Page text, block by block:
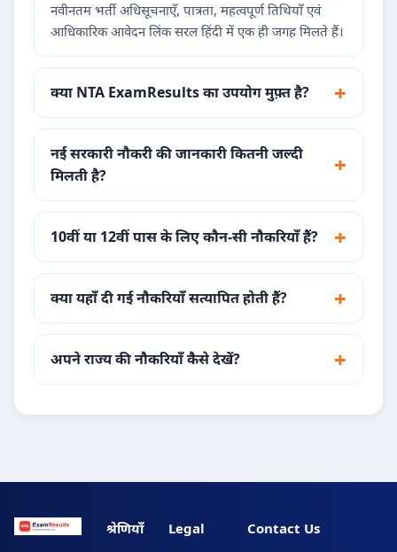
नवीनतम भर्ती अधिसूचनाएँ, पात्रता, महत्वपूर्ण तिथियाँ एवं
आधिकारिक आवेदन लिंक सरल हिंदी में एक ही जगह मिलते हैं।
क्या NTA ExamResults का उपयोग मुफ़्त है?
नई सरकारी नौकरी की जानकारी कितनी जल्दी
मिलती है?
10वीं या 12वीं पास के लिए कौन-सी नौकरियाँ हैं?
क्या यहाँ दी गई नौकरियाँ सत्यापित होती हैं?
अपने राज्य की नौकरियाँ कैसे देखें?
श्रेणियाँ Legal Contact Us